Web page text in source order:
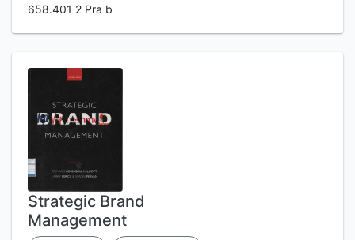
658.401 2 Pra b
Strategic Brand
Management